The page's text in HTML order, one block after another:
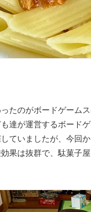
たのがボードゲーム
達が運営するボード
ていましたが、今回
果は抜群で、駄菓子